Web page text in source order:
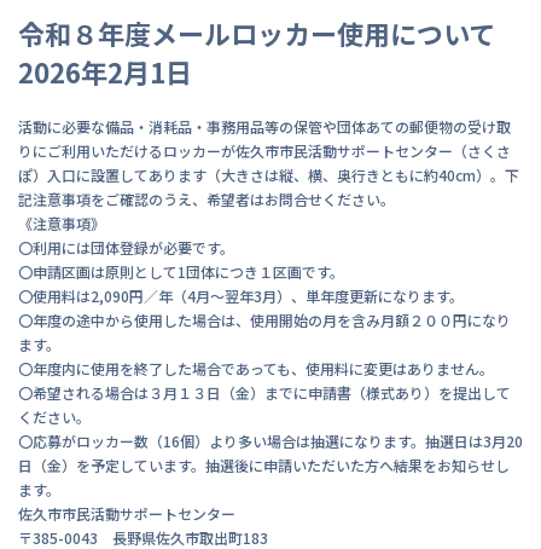
令和８年度メールロッカー使用について
2026年2月1日
活動に必要な備品・消耗品・事務用品等の保管や団体あての郵便物の受け取
りにご利用いただけるロッカーが佐久市市民活動サポートセンター（さくさ
ぽ）入口に設置してあります（大きさは縦、横、奥行きともに約40cm）。下
記注意事項をご確認のうえ、希望者はお問合せください。
《注意事項》
〇利用には団体登録が必要です。
〇申請区画は原則として1団体につき１区画です。
〇使用料は2,090円／年（4月～翌年3月）、単年度更新になります。
〇年度の途中から使用した場合は、使用開始の月を含み月額２００円になり
ます。
〇年度内に使用を終了した場合であっても、使用料に変更はありません。
〇希望される場合は３月１３日（金）までに申請書（様式あり）を提出して
ください。
〇応募がロッカー数（16個）より多い場合は抽選になります。抽選日は3月20
日（金）を予定しています。抽選後に申請いただいた方へ結果をお知らせし
ます。
佐久市市民活動サポートセンター
〒385-0043 長野県佐久市取出町183